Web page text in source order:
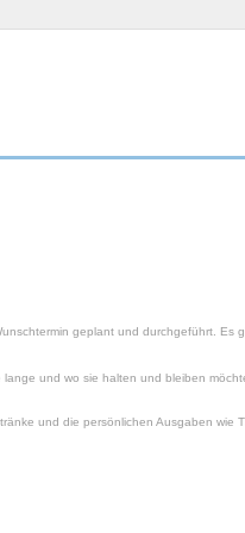
geplant und durchgeführt. Es
und wo sie halten und bleiben
und die persönlichen Ausgaben wie